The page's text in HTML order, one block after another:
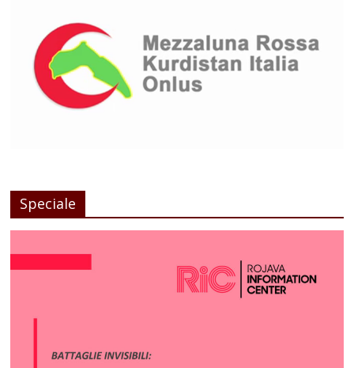
Speciale